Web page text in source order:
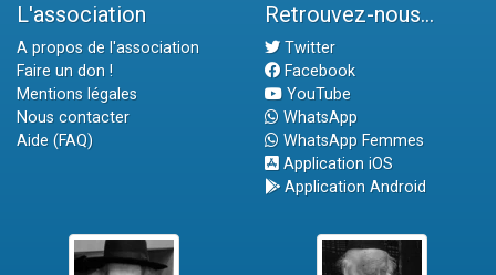
L'association
A propos de l'association
Faire un don !
Mentions légales
Nous contacter
Aide (FAQ)
Retrouvez-nous...
Twitter
Facebook
YouTube
WhatsApp
WhatsApp Femmes
Application iOS
Application Android